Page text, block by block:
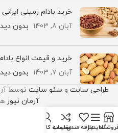
خرید بادام زمینی
آبان 8, 1403
بدون
خرید و قیمت انواع
آبان 7, 1403
بدون
طراحی سایت و سئو سایت توسط
آرمان نیوز
سایدبارعلاقه مندیمقایسه
حساب کاربری من